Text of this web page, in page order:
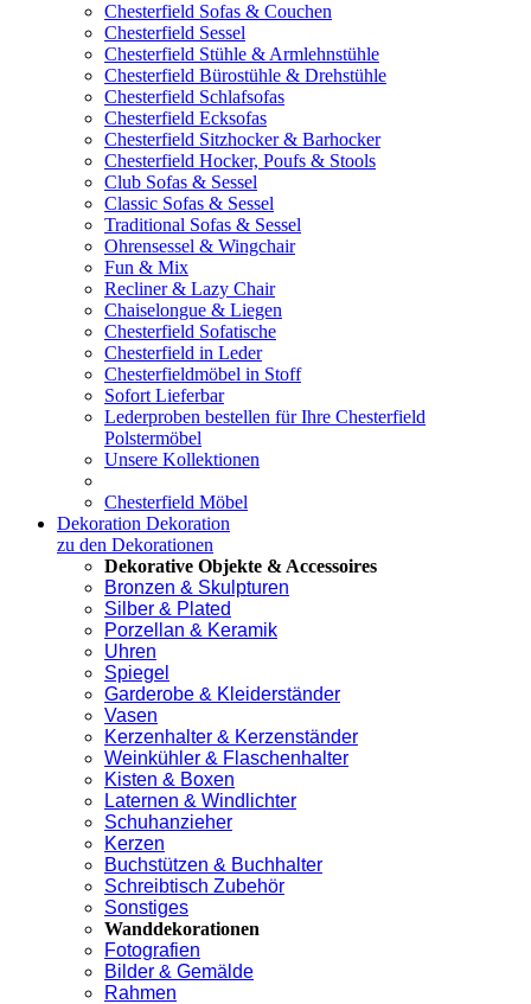
Chesterfield Sofas & Couchen
Chesterfield Sessel
Chesterfield Stühle & Armlehnstühle
Chesterfield Bürostühle & Drehstühle
Chesterfield Schlafsofas
Chesterfield Ecksofas
Chesterfield Sitzhocker & Barhocker
Chesterfield Hocker, Poufs & Stools
Club Sofas & Sessel
Classic Sofas & Sessel
Traditional Sofas & Sessel
Ohrensessel & Wingchair
Fun & Mix
Recliner & Lazy Chair
Chaiselongue & Liegen
Chesterfield Sofatische
Chesterfield in Leder
Chesterfieldmöbel in Stoff
Sofort Lieferbar
Lederproben bestellen für Ihre Chesterfield
Polstermöbel
Unsere Kollektionen
Chesterfield Möbel
Dekoration Dekoration
zu den Dekorationen
Dekorative Objekte & Accessoires
Bronzen & Skulpturen
Silber & Plated
Porzellan & Keramik
Uhren
Spiegel
Garderobe & Kleiderständer
Vasen
Kerzenhalter & Kerzenständer
Weinkühler & Flaschenhalter
Kisten & Boxen
Laternen & Windlichter
Schuhanzieher
Kerzen
Buchstützen & Buchhalter
Schreibtisch Zubehör
Sonstiges
Wanddekorationen
Fotografien
Bilder & Gemälde
Rahmen